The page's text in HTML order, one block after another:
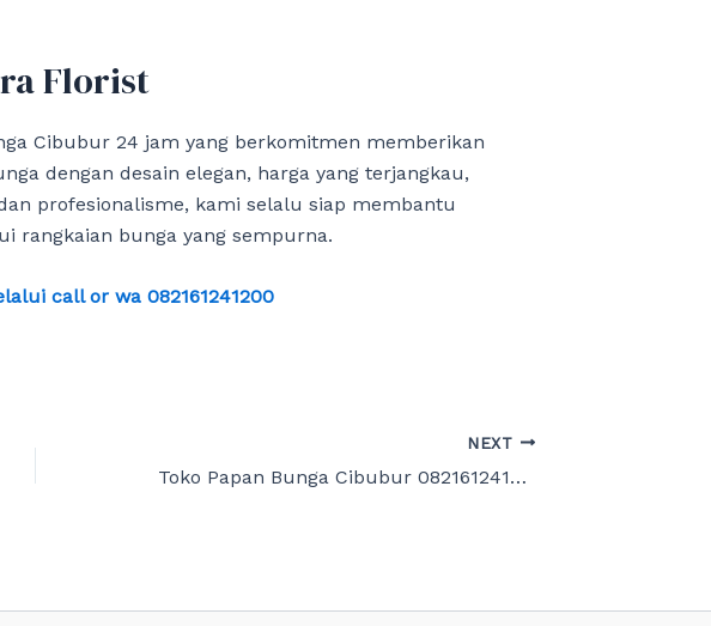
Florist
Cibubur 24 jam yang berkomitmen memberikan
dengan desain elegan, harga yang terjangkau,
profesionalisme, kami selalu siap membantu
rangkaian bunga yang sempurna.
call or wa 082161241200
NEXT
Toko Papan Bunga Cibubur 082161241200